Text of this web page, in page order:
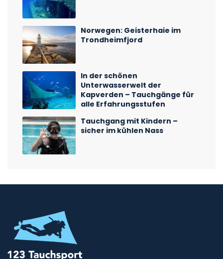
Norwegen: Geisterhaie im
Trondheimfjord
In der schönen
Unterwasserwelt der
Kapverden – Tauchgänge für
alle Erfahrungsstufen
Tauchgang mit Kindern –
sicher im kühlen Nass